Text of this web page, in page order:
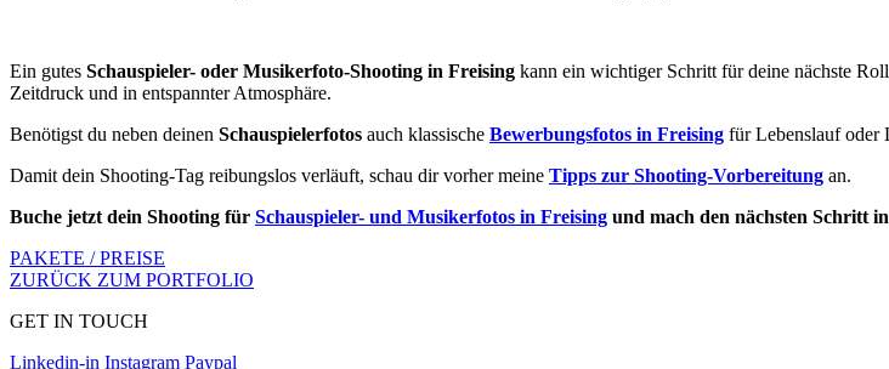
Ein gutes Schauspieler- oder Musikerfoto-Shooting in Freising kann ein wichtiger Schritt für deine nächste
Zeitdruck und in entspannter Atmosphäre.
Benötigst du neben deinen Schauspielerfotos auch klassische Bewerbungsfotos in Freising für Lebenslauf oder
Damit dein Shooting-Tag reibungslos verläuft, schau dir vorher meine Tipps zur Shooting-Vorbereitung an.
Buche jetzt dein Shooting für Schauspieler- und Musikerfotos in Freising und mach den nächsten Schritt
PAKETE / PREISE
ZURÜCK ZUM PORTFOLIO
GET IN TOUCH
Linkedin-in Instagram Paypal